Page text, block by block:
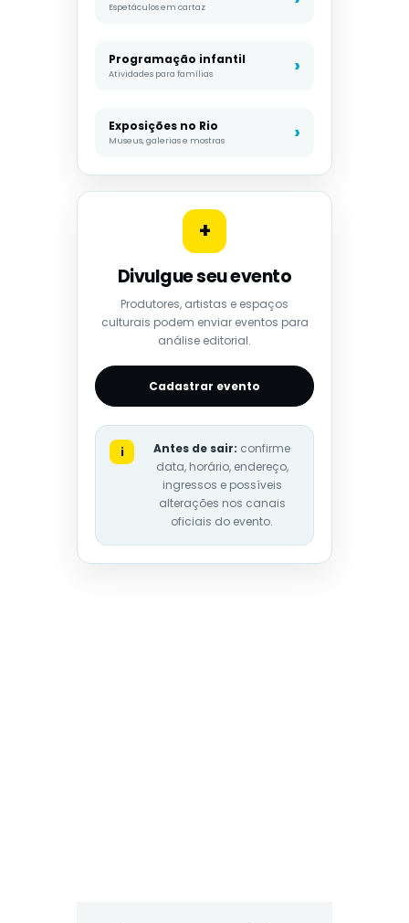
Espetáculos em cartaz
Programação infantil
Atividades para famílias
Exposições no Rio
Museus, galerias e mostras
+
Divulgue seu evento
Produtores, artistas e espaços
culturais podem enviar eventos para
análise editorial.
Cadastrar evento
i Antes de sair: confirme
data, horário, endereço,
ingressos e possíveis
alterações nos canais
oficiais do evento.